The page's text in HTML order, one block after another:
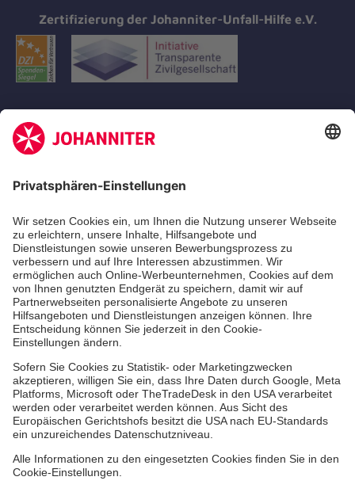
Zertifizierung der Johanniter-Unfall-Hilfe e.V.
Erste-Hilfe-Kurse
Jobs
Ehrenamt
Freiwilligendienst
Johanniter-Jugend
Spendenprojekte
Kindertagesstätten
Einrichtungen